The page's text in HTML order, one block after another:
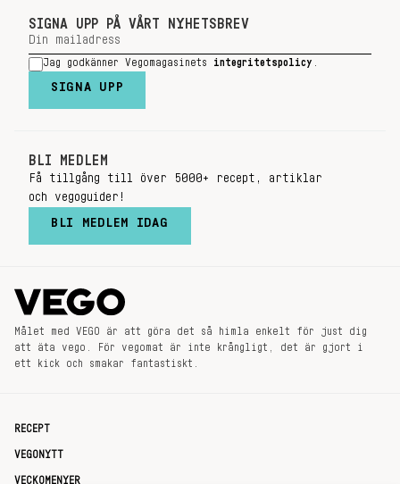
SIGNA UPP PÅ VÅRT NYHETSBREV
Jag godkänner Vegomagasinets integritetspolicy
SIGNA UPP
BLI MEDLEM
Få tillgång till över 5000+ recept, artiklar
och vegoguider!
BLI MEDLEM IDAG
Målet med VEGO är att göra det så himla enkelt för just dig
att äta vego. För vegomat är inte krångligt, det är gjort i
ett kick och smakar fantastiskt.
RECEPT
VEGONYTT
VECKOMENYER